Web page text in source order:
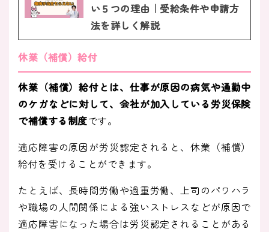
い５つの理由｜受給条件や申請方
法を詳しく解説
休業（補償）給付
休業（補償）給付とは、仕事が原因の病気や通勤中
のケガなどに対して、会社が加入している労災保険
で補償する制度です。
適応障害の原因が労災認定されると、休業（補償）
給付を受けることができます。
たとえば、長時間労働や過重労働、上司のパワハラ
や職場の人間関係による強いストレスなどが原因で
適応障害になった場合は労災認定されることがある